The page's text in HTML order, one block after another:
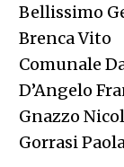
Bellissimo
Brenca Vito
Comunale
D’Angelo
Gnazzo
Gorrasi